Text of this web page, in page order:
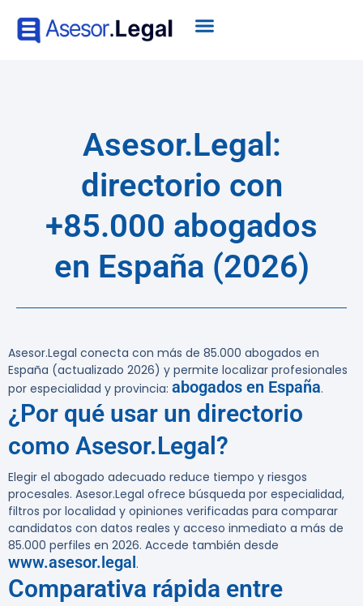
Asesor.Legal:
directorio con
+85.000 abogados
en España (2026)
Asesor.Legal conecta con más de 85.000 abogados en
España (actualizado 2026) y permite localizar profesionales
por especialidad y provincia: abogados en España.
¿Por qué usar un directorio
como Asesor.Legal?
Elegir el abogado adecuado reduce tiempo y riesgos
procesales. Asesor.Legal ofrece búsqueda por especialidad,
filtros por localidad y opiniones verificadas para comparar
candidatos con datos reales y acceso inmediato a más de
85.000 perfiles en 2026. Accede también desde
www.asesor.legal.
Comparativa rápida entre